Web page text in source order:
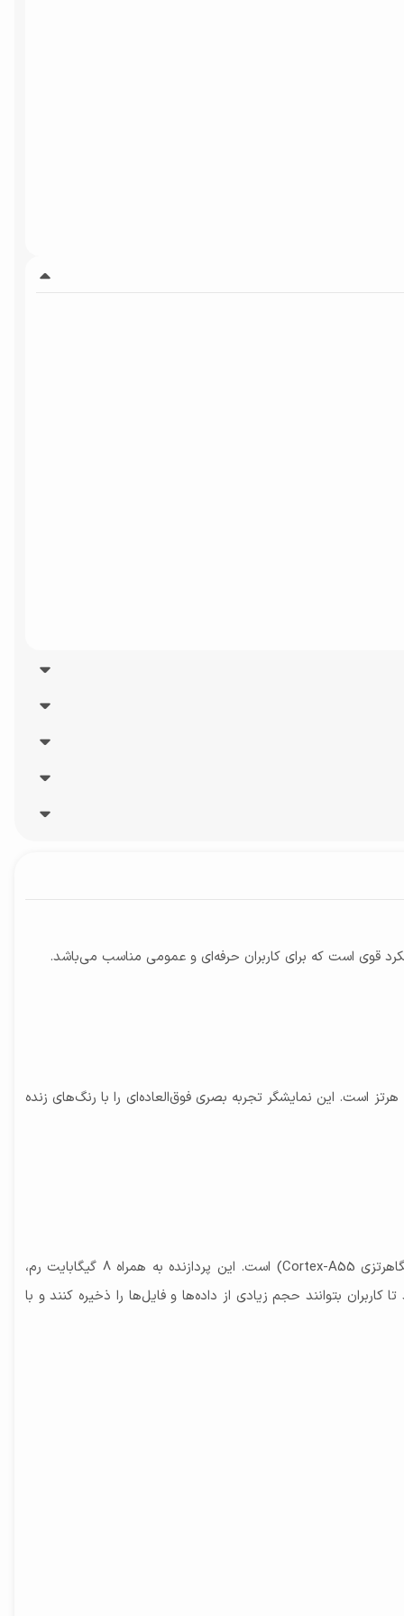
این گوشی دارای طراحی مدرن و شیک با نمایشگر 6.7 اینچی Super AMOLED با رزولوشن Full HD+ (1080x2400 پیکسل) و نرخ تازه‌سازی 120 هرتز است. این نمایشگر تجربه بصری فوق‌العاده‌ای را با رنگ‌های زنده
گلکسی A54 از پردازنده Exynos 1380 بهره می‌برد که شامل هشت هسته (چهار هسته 2.4 گیگاهرتزی Cortex-A78 و چهار هسته 2.0 گیگاهرتزی Cortex-A55) است. این پردازنده به همراه 8 گیگابایت رم،
حافظه داخلی 128 گیگابایتی این امکان را فراهم می‌کند تا کاربران بتوانند حجم زیادی از داده‌ها و فایل‌ها را ذخیره کنند و با